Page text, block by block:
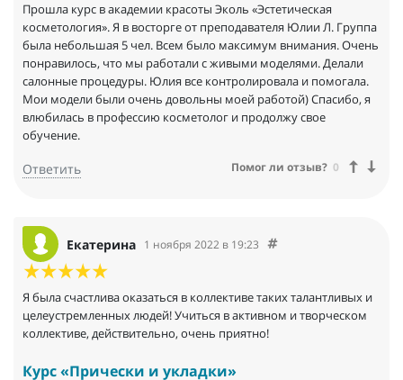
Прошла курс в академии красоты Эколь «Эстетическая
косметология». Я в восторге от преподавателя Юлии Л. Группа
была небольшая 5 чел. Всем было максимум внимания. Очень
понравилось, что мы работали с живыми моделями. Делали
салонные процедуры. Юлия все контролировала и помогала.
Мои модели были очень довольны моей работой) Спасибо, я
влюбилась в профессию косметолог и продолжу свое
обучение.
Ответить Помог ли отзыв? 0
Екатерина 1 ноября 2022 в 19:23
Я была счастлива оказаться в коллективе таких талантливых и
целеустремленных людей! Учиться в активном и творческом
коллективе, действительно, очень приятно!
Курс «Прически и укладки»